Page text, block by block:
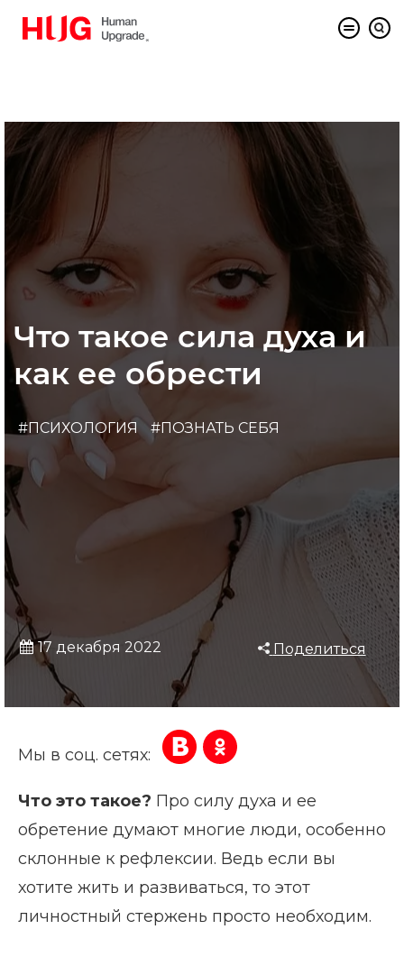
Что такое сила духа и
как ее обрести
#ПСИХОЛОГИЯ #ПОЗНАТЬ СЕБЯ
17 декабря 2022 Поделиться
Мы в соц. сетях:
Что это такое? Про силу духа и ее
обретение думают многие люди, особенно
склонные к рефлексии. Ведь если вы
хотите жить и развиваться, то этот
личностный стержень просто необходим.